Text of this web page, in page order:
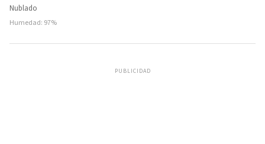
Nublado
Humedad: 97%
PUBLICIDAD